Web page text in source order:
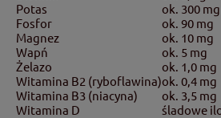
Potas
ok. 300 mg
Fosfor
ok. 90 mg
Magnez
ok. 10 mg
Wapń
ok. 5 mg
Żelazo
ok. 1,0 mg
Witamina B2 (ryboflawina)ok. 0,4 mg
Witamina B3 (niacyna)
ok. 3,5 mg
Witamina D
śladowe